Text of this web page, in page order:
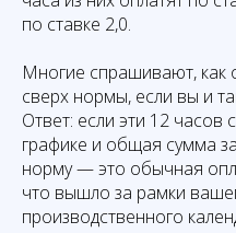
по ставке 2,0.
Многие спрашивают, как
сверх нормы, если вы и
Ответ: если эти 12
графике и общая сумма
норму — это обычная
что вышло за рамки
производственного